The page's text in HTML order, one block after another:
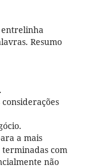
entrelinha
Resumo
a mais
com
não